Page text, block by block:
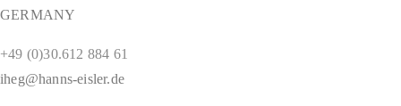
GERMANY
+49 (0)30.612 884 61
iheg@hanns-eisler.de